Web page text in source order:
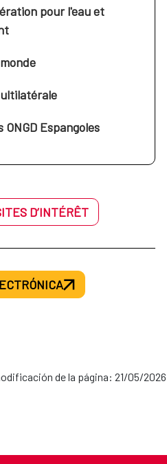
pour l'eau et
Espangoles
D’INTÉRÊT
de la página: 21/05/2026